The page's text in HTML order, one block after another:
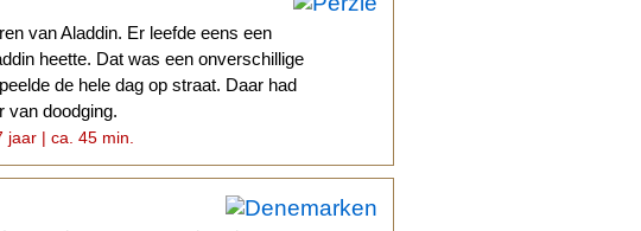
van Aladdin. Er leefde eens een
heette. Dat was een onverschillige
de hele dag op straat. Daar had
van doodging.
| ca. 45 min.